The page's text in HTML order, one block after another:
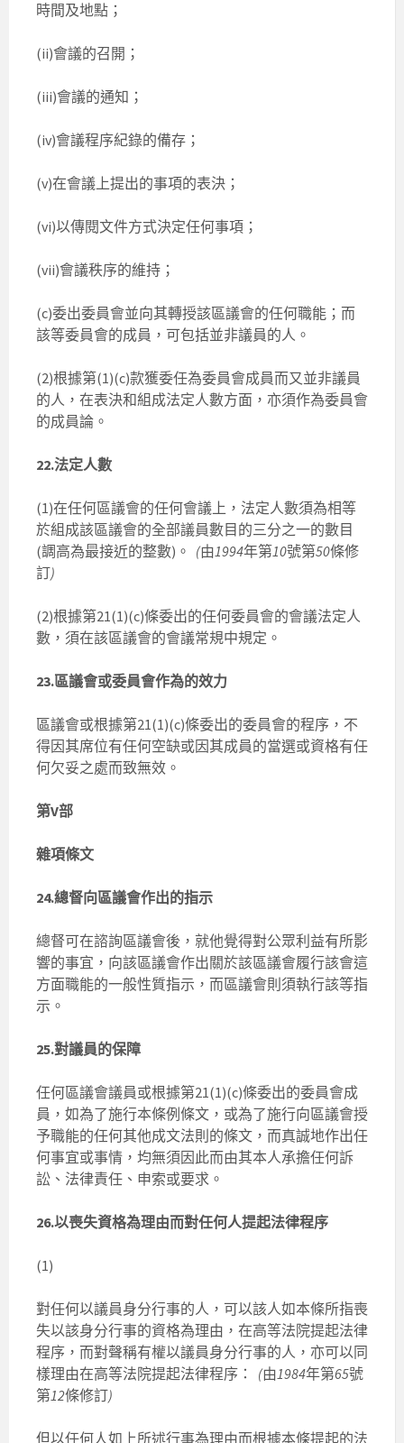
時間及地點；
(ii)會議的召開；
(iii)會議的通知；
(iv)會議程序紀錄的備存；
(v)在會議上提出的事項的表決；
(vi)以傳閱文件方式決定任何事項；
(vii)會議秩序的維持；
(c)委出委員會並向其轉授該區議會的任何職能；而
該等委員會的成員，可包括並非議員的人。
(2)根據第(1)(c)款獲委任為委員會成員而又並非議員
的人，在表決和組成法定人數方面，亦須作為委員會
的成員論。
22.法定人數
(1)在任何區議會的任何會議上，法定人數須為相等
於組成該區議會的全部議員數目的三分之一的數目
(調高為最接近的整數)。 (由1994年第10號第50條修
訂)
(2)根據第21(1)(c)條委出的任何委員會的會議法定人
數，須在該區議會的會議常規中規定。
23.區議會或委員會作為的效力
區議會或根據第21(1)(c)條委出的委員會的程序，不
得因其席位有任何空缺或因其成員的當選或資格有任
何欠妥之處而致無效。
第V部
雜項條文
24.總督向區議會作出的指示
總督可在諮詢區議會後，就他覺得對公眾利益有所影
響的事宜，向該區議會作出關於該區議會履行該會這
方面職能的一般性質指示，而區議會則須執行該等指
示。
25.對議員的保障
任何區議會議員或根據第21(1)(c)條委出的委員會成
員，如為了施行本條例條文，或為了施行向區議會授
予職能的任何其他成文法則的條文，而真誠地作出任
何事宜或事情，均無須因此而由其本人承擔任何訴
訟、法律責任、申索或要求。
26.以喪失資格為理由而對任何人提起法律程序
(1)
對任何以議員身分行事的人，可以該人如本條所指喪
失以該身分行事的資格為理由，在高等法院提起法律
程序，而對聲稱有權以議員身分行事的人，亦可以同
樣理由在高等法院提起法律程序： (由1984年第65號
第12條修訂)
但以任何人如上所述行事為理由而根據本條提起的法